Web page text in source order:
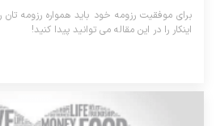
برای موفقیت رزومه خود باید همواره رزومه
اینکار را در این مقاله می توانید پیدا کنید!